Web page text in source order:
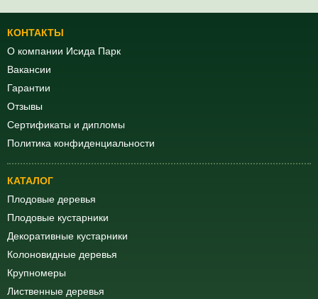
КОНТАКТЫ
О компании Исида Парк
Вакансии
Гарантии
Отзывы
Сертификаты и дипломы
Политика конфиденциальности
КАТАЛОГ
Плодовые деревья
Плодовые кустарники
Декоративные кустарники
Колоновидные деревья
Крупномеры
Лиственные деревья